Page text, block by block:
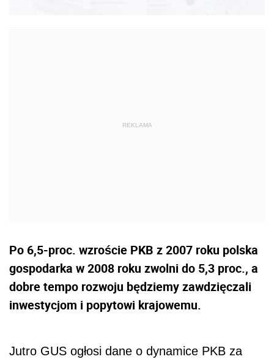
Po 6,5-proc. wzroście PKB z 2007 roku polska
gospodarka w 2008 roku zwolni do 5,3 proc., a
dobre tempo rozwoju będziemy zawdzięczali
inwestycjom i popytowi krajowemu.
Jutro GUS ogłosi dane o dynamice PKB za